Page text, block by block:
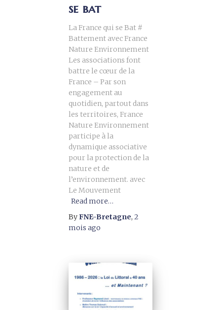
se bat
La France qui se Bat #
Battement avec France
Nature Environnement
Les associations font
battre le cœur de la
France – Par son
engagement au
quotidien, partout dans
les territoires, France
Nature Environnement
participe à la
dynamique associative
pour la protection de la
nature et de
l’environnement. avec
Le Mouvement
Read more…
ByFNE-Bretagne, 2
mois ago